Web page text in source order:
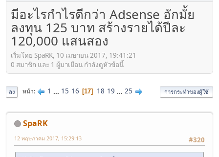
มีอะไรกำไรดีกว่า Adsense อักมั้ย
ลงทุน 125 บาท สร้างรายได้ปีละ
120,000 แสนสอง
เริ่มโดย SpaRK, 10 เมษายน 2017, 19:41:21
0 สมาชิก และ 1 ผู้มาเยือน กำลังดูหัวข้อนี้
ลง หน้า 1 ... 15 16 17 18 19 ... 25 การกระทำของผู้ใช้
SpaRK
#320
12 พฤษภาคม 2017, 15:29:13